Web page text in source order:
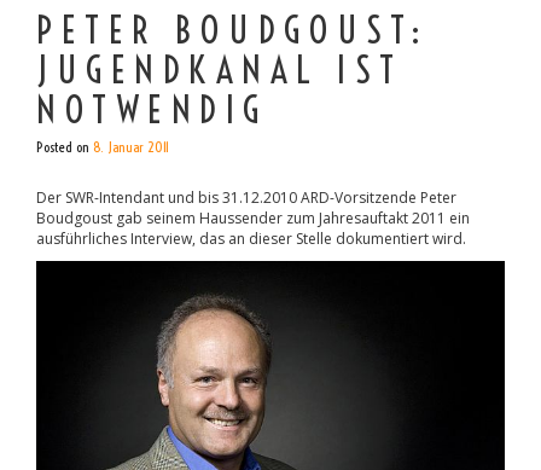
PETER BOUDGOUST:
JUGENDKANAL IST
NOTWENDIG
Posted on 8. Januar 2011
Der SWR-Intendant und bis 31.12.2010 ARD-Vorsitzende Peter
Boudgoust gab seinem Haussender zum Jahresauftakt 2011 ein
ausführliches Interview, das an dieser Stelle dokumentiert wird.